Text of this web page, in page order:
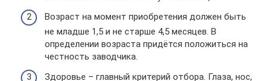
Возраст на момент приобретения должен быть
не младше 1,5 и не старше 4,5 месяцев. В
определении возраста придётся положиться на
честность заводчика.
Здоровье – главный критерий отбора. Глаза, нос,